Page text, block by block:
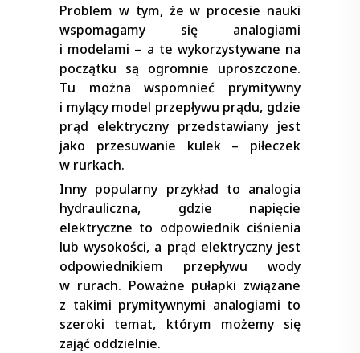
Problem w tym, że w procesie nauki
wspomagamy się analogiami
i modelami – a te wykorzystywane na
początku są ogromnie uproszczone.
Tu można wspomnieć prymitywny
i mylący model przepływu prądu, gdzie
prąd elektryczny przedstawiany jest
jako przesuwanie kulek – piłeczek
w rurkach.
Inny popularny przykład to analogia
hydrauliczna, gdzie napięcie
elektryczne to odpowiednik ciśnienia
lub wysokości, a prąd elektryczny jest
odpowiednikiem przepływu wody
w rurach. Poważne pułapki związane
z takimi prymitywnymi analogiami to
szeroki temat, którym możemy się
zająć oddzielnie.